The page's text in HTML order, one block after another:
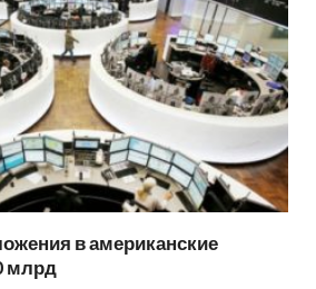
в американские
млрд